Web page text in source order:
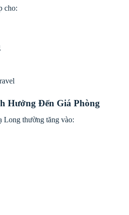
cho:
Hưởng Đến Giá Phòng
Long thường tăng vào: